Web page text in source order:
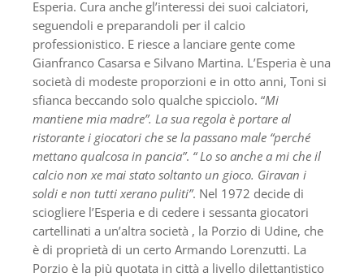
Esperia. Cura anche gl’interessi dei suoi calciatori,
seguendoli e preparandoli per il calcio
professionistico. E riesce a lanciare gente come
Gianfranco Casarsa e Silvano Martina. L’Esperia è una
società di modeste proporzioni e in otto anni, Toni si
sfianca beccando solo qualche spicciolo. “Mi
mantiene mia madre”. La sua regola è portare al
ristorante i giocatori che se la passano male “perché
mettano qualcosa in pancia”. “ Lo so anche a mi che il
calcio non xe mai stato soltanto un gioco. Giravan i
soldi e non tutti xerano puliti”. Nel 1972 decide di
sciogliere l’Esperia e di cedere i sessanta giocatori
cartellinati a un’altra società , la Porzio di Udine, che
è di proprietà di un certo Armando Lorenzutti. La
Porzio è la più quotata in città a livello dilettantistico